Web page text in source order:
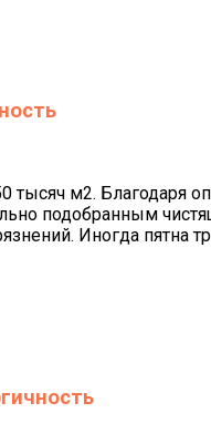
м2. Благодаря
подобранным
Иногда пятна